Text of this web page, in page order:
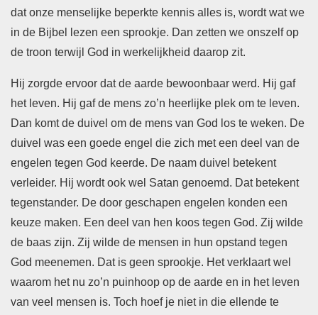
dat onze menselijke beperkte kennis alles is, wordt wat we
in de Bijbel lezen een sprookje. Dan zetten we onszelf op
de troon terwijl God in werkelijkheid daarop zit.
Hij zorgde ervoor dat de aarde bewoonbaar werd. Hij gaf
het leven. Hij gaf de mens zo’n heerlijke plek om te leven.
Dan komt de duivel om de mens van God los te weken. De
duivel was een goede engel die zich met een deel van de
engelen tegen God keerde. De naam duivel betekent
verleider. Hij wordt ook wel Satan genoemd. Dat betekent
tegenstander. De door geschapen engelen konden een
keuze maken. Een deel van hen koos tegen God. Zij wilde
de baas zijn. Zij wilde de mensen in hun opstand tegen
God meenemen. Dat is geen sprookje. Het verklaart wel
waarom het nu zo’n puinhoop op de aarde en in het leven
van veel mensen is. Toch hoef je niet in die ellende te